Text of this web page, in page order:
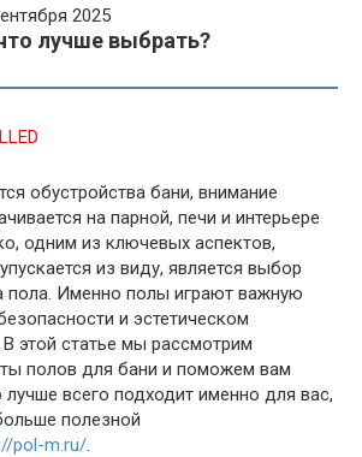
2025
лучше выбрать?
обустройства бани, внимание
на парной, печи и интерьере
одним из ключевых аспектов,
из виду, является выбор
пола. Именно полы играют важную
и эстетическом
этой статье мы рассмотрим
полов для бани и поможем вам
лучше всего подходит именно для вас,
полезной
pol-m.ru/.